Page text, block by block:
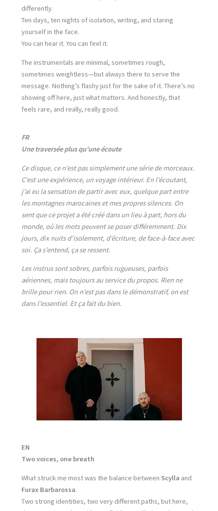
differently.
Ten days, ten nights of isolation, writing, and staring
yourself in the face.
You can hear it. You can feel it.
The instrumentals are minimal, sometimes rough,
sometimes weightless—but always there to serve the
message. Nothing’s flashy just for the sake of it. There’s no
showing off here, just what matters. And honestly, that
feels rare, and really, really good.
FR
Une traversée plus qu’une écoute
Ce disque, ce n’est pas simplement une série de morceaux.
C’est une expérience, un voyage intérieur. En l’écoutant,
j’ai eu la sensation de partir avec eux, quelque part entre
les montagnes marocaines et mes propres silences. On
sent que ce projet a été créé dans un lieu à part, hors du
monde, où les mots peuvent se poser différemment. Dix
jours, dix nuits d’isolement, d’écriture, de face-à-face avec
soi. Ça s’entend, ça se ressent.
Les instrus sont sobres, parfois rugueuses, parfois
aériennes, mais toujours au service du propos. Rien ne
brille pour rien. On n’est pas dans le démonstratif, on est
dans l’essentiel. Et ça fait du bien.
EN
Two voices, one breath
What struck me most was the balance between Scylla and
Furax Barbarossa.
Two strong identities, two very different paths, but here,